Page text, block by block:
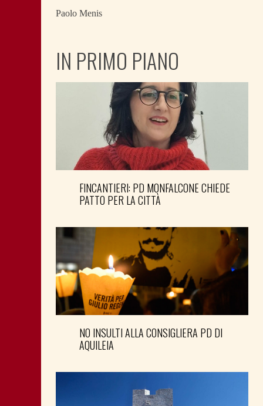
Paolo Menis
IN PRIMO PIANO
FINCANTIERI: PD MONFALCONE CHIEDE
PATTO PER LA CITTÀ
NO INSULTI ALLA CONSIGLIERA PD DI
AQUILEIA